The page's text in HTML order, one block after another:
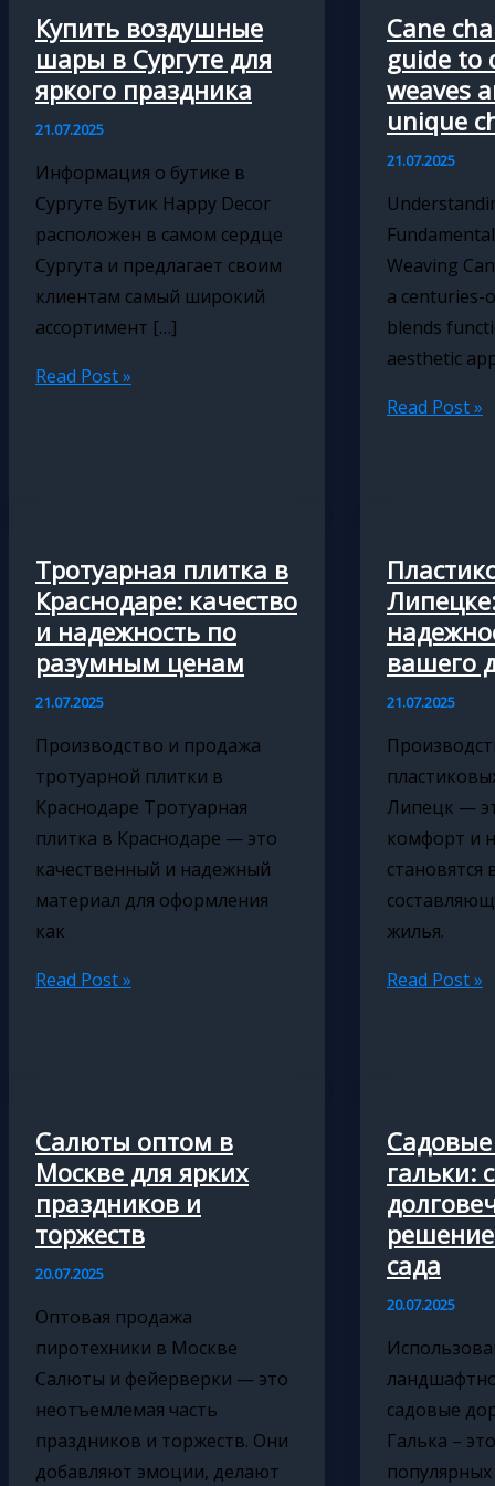
Купить воздушные
шары в Сургуте для
яркого праздника
21.07.2025
Информация о бутике в
Сургуте Бутик Happy Decor
расположен в самом сердце
Сургута и предлагает своим
клиентам самый широкий
ассортимент […]
Купить
яркого
праздника
Read Post »
Cane
guide to
weaves
unique
21.07.2025
Weaving
a centuries-
blends
aesthetic
Cane
different
weaves
and
their
unique
characteristics
Read Post »
Тротуарная плитка в
Краснодаре: качество
и надежность по
разумным ценам
21.07.2025
Производство и продажа
тротуарной плитки в
Краснодаре Тротуарная
плитка в Краснодаре — это
качественный и надежный
материал для оформления
как
Тротуарная
и
надежность
по
разумным
ценам
Read Post »
вашего
21.07.2025
Липецк —
комфорт и
жилья.
Пластиковые
и
надежность
для
вашего
дома
Read Post »
Салюты оптом в
Москве для ярких
праздников и
торжеств
20.07.2025
Оптовая продажа
пиротехники в Москве
Салюты и фейерверки — это
неотъемлемая часть
праздников и торжеств. Они
добавляют эмоции, делают
гальки:
сада
20.07.2025
садовые
Галька –
популярных